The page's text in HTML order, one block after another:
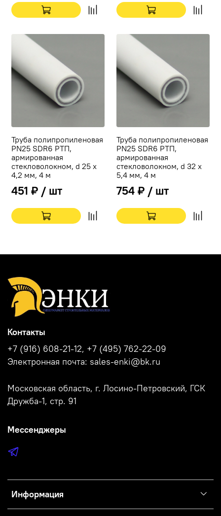
Труба полипропиленовая
PN25 SDR6 РТП,
армированная
стекловолокном, d 25 х
4,2 мм, 4 м
451 ₽ / шт
Труба полипропиленовая
PN25 SDR6 РТП,
армированная
стекловолокном, d 32 х
5,4 мм, 4 м
754 ₽ / шт
Информация
Контакты
+7 (916) 608-21-12, +7 (495) 762-22-09
Электронная почта: sales-enki@bk.ru
Московская область, г. Лосино-Петровский, ГСК
Дружба-1, стр. 91
Мессенджеры